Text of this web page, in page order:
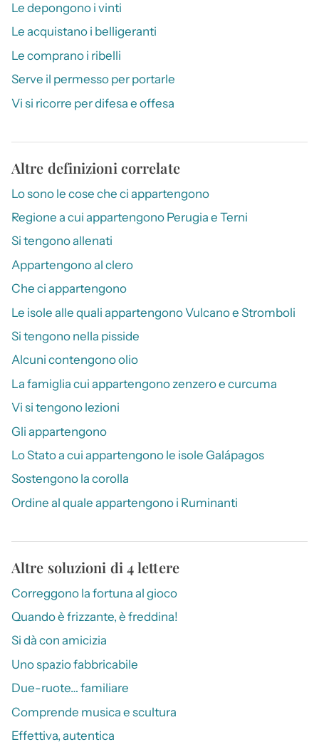
Le depongono i vinti
Le acquistano i belligeranti
Le comprano i ribelli
Serve il permesso per portarle
Vi si ricorre per difesa e offesa
Altre definizioni correlate
Lo sono le cose che ci appartengono
Regione a cui appartengono Perugia e Terni
Si tengono allenati
Appartengono al clero
Che ci appartengono
Le isole alle quali appartengono Vulcano e Stromboli
Si tengono nella pisside
Alcuni contengono olio
La famiglia cui appartengono zenzero e curcuma
Vi si tengono lezioni
Gli appartengono
Lo Stato a cui appartengono le isole Galápagos
Sostengono la corolla
Ordine al quale appartengono i Ruminanti
Altre soluzioni di 4 lettere
Correggono la fortuna al gioco
Quando è frizzante, è freddina!
Si dà con amicizia
Uno spazio fabbricabile
Due-ruote… familiare
Comprende musica e scultura
Effettiva, autentica